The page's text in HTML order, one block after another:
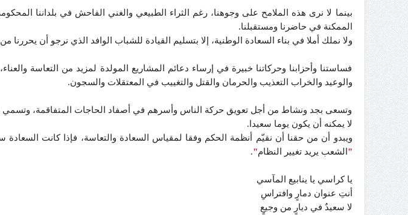
بينما لا نرى هذه الملامح على وجوهنا، رغم الثراء الطبيعي والغني الفاحش في بلداننا
الممكنة في حاضرنا ومستقبلنا.
ولا نملك أملا في بناء السعادة الوطنية، إلا بتسليم القيادة للشباب الوافد الذي نرجو أن يحررنا
فساستنا وأحزابنا وحركاتنا خبيرة في إرساء دعائم المشاريع المولدة لمزيد من التعاسة
والوعيد والخراب التعذيب والحرمان والقتل والتغييب في المعتقلات والسجون.
وتسعى بجد ونشاط من أجل تعويق حركة الناس وأسرهم في أصفاد الحاجات المتفاقمة، وتسمي
لا يمكنه أن يكون يوما سعيدا.
ويبدو أن من حقنا أن نقيّم أنظمة الحكم وفقا لمقياس السعادة والتعاسة، فإذا كانت
" الشعب يريد تغيير النظام"
.
يا كراسي يا ينابيع المآسي
أنتِ عنوان دمارٍ وافتراسِ
لا سعيدٌ في ديارٍ من وجيعٍ